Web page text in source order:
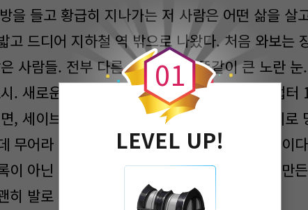
을 들고 황급히 지나가는 저 사람은 어떤 삶을 살
고 드디어 지하철 역 밖으로 나왔다. 처음 와보는
사람들. 전부 다른 사람이지만 똑같이 큰 노란
. 새로운 이야기의 시작이다. 게임으로 치면 챕터
, 세이브 없고 한 번 밖에 못하는 게임. 한 마디로
무어라 중얼거리고 한 걸음 내딛었다. 새 블록이
이 아닌 시멘트 냄새와 석회 냄새가 나는 새로 만
히 발로 몇 번 더 밟아봤다.
0
0
1
LEVEL UP!